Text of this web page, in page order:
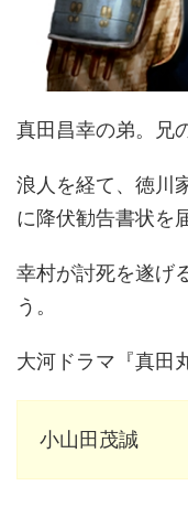
真田昌幸の弟。兄
浪人を経て、徳川
に降伏勧告書状を
幸村が討死を遂げ
う。
大河ドラマ『真田
小山田茂誠